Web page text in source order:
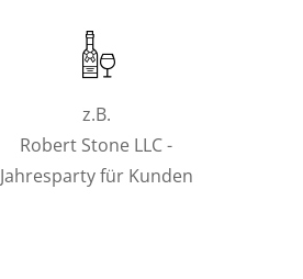
z.B.
Robert Stone LLC -
Jahresparty für Kunden